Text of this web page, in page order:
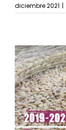
diciembre 2021 |